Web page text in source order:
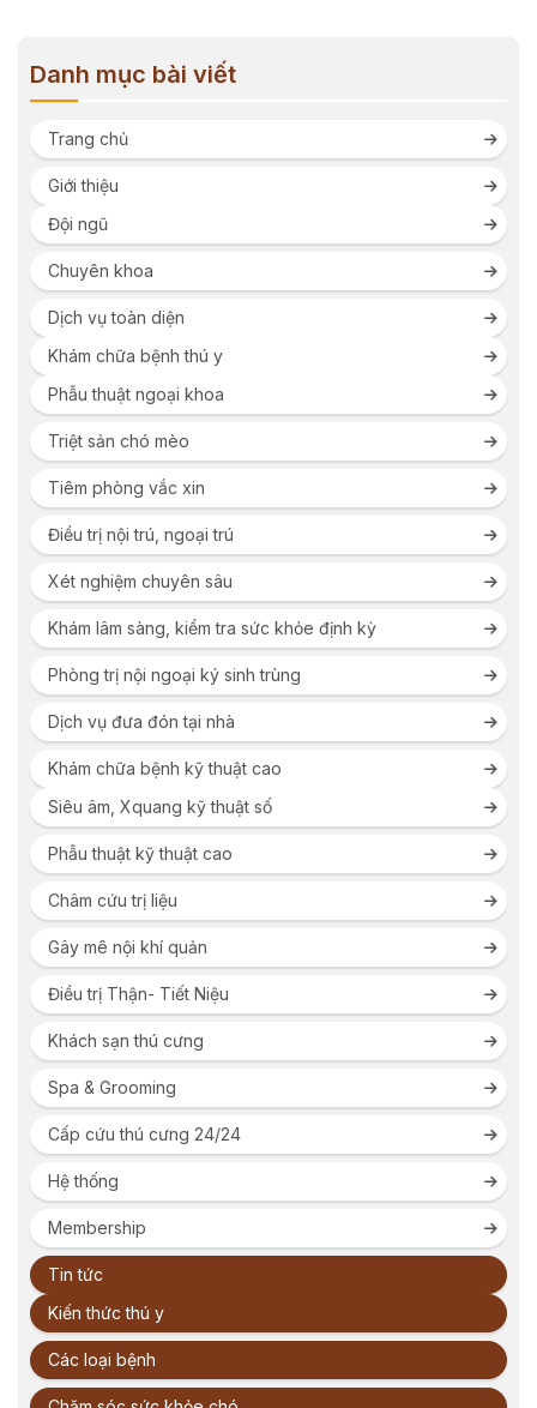
Danh mục bài viết
Trang chủ
Giới thiệu
Đội ngũ
Chuyên khoa
Dịch vụ toàn diện
Khám chữa bệnh thú y
Phẫu thuật ngoại khoa
Triệt sản chó mèo
Tiêm phòng vắc xin
Điều trị nội trú, ngoại trú
Xét nghiệm chuyên sâu
Khám lâm sàng, kiểm tra sức khỏe định kỳ
Phòng trị nội ngoại ký sinh trùng
Dịch vụ đưa đón tại nhà
Khám chữa bệnh kỹ thuật cao
Siêu âm, Xquang kỹ thuật số
Phẫu thuật kỹ thuật cao
Châm cứu trị liệu
Gây mê nội khí quản
Điều trị Thận- Tiết Niệu
Khách sạn thú cưng
Spa & Grooming
Cấp cứu thú cưng 24/24
Hệ thống
Membership
Tin tức
Kiến thức thú y
Các loại bệnh